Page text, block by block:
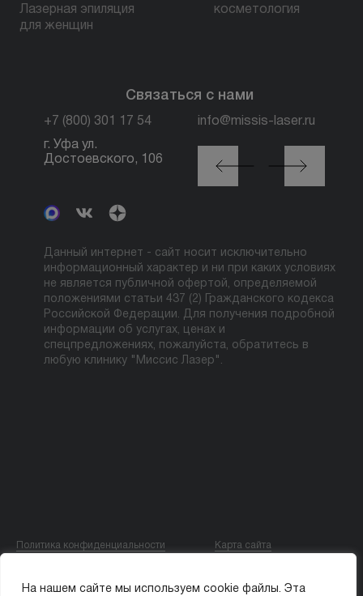
На нашем сайте мы используем cookie файлы. Эта
Лазерная эпиляция
для женщин
косметология
Связаться с нами
+7 (800) 301 17 54 info@missis-laser.ru
г. Уфа ул.
Достоевского, 106
г. Москва м. Трубная,
ул. Петровка, 26, стр.
Данный интернет - сайт носит исключительно
информационный характер и ни при каких условиях
не является публичной офертой, определяемой
положениями статьи 437 (2) Гражданского кодекса
Российской Федерации. Для получения подробной
информации об услугах, ценах и
спецпредложениях, пожалуйста, обратитесь в
любую клинику "Миссис Лазер".
Политика конфиденциальности Карта сайта